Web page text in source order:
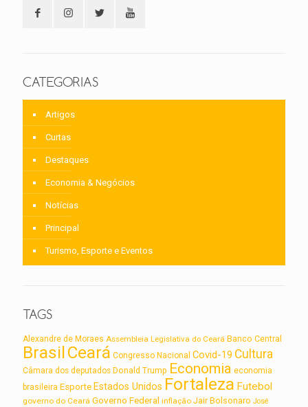
CATEGORIAS
Artigos
Curtas
Destaques
Economia & Negócios
Notícias
Principal
Turismo, Esporte e Eventos
TAGS
Alexandre de Moraes Assembleia Legislativa do Ceará Banco Central
BrasilCeará Congresso Nacional Covid-19 Cultura
Câmara dos deputados Donald Trump Economia economia
brasileira Esporte Estados Unidos Fortaleza Futebol
governo do Ceará Governo Federal inflação Jair Bolsonaro José